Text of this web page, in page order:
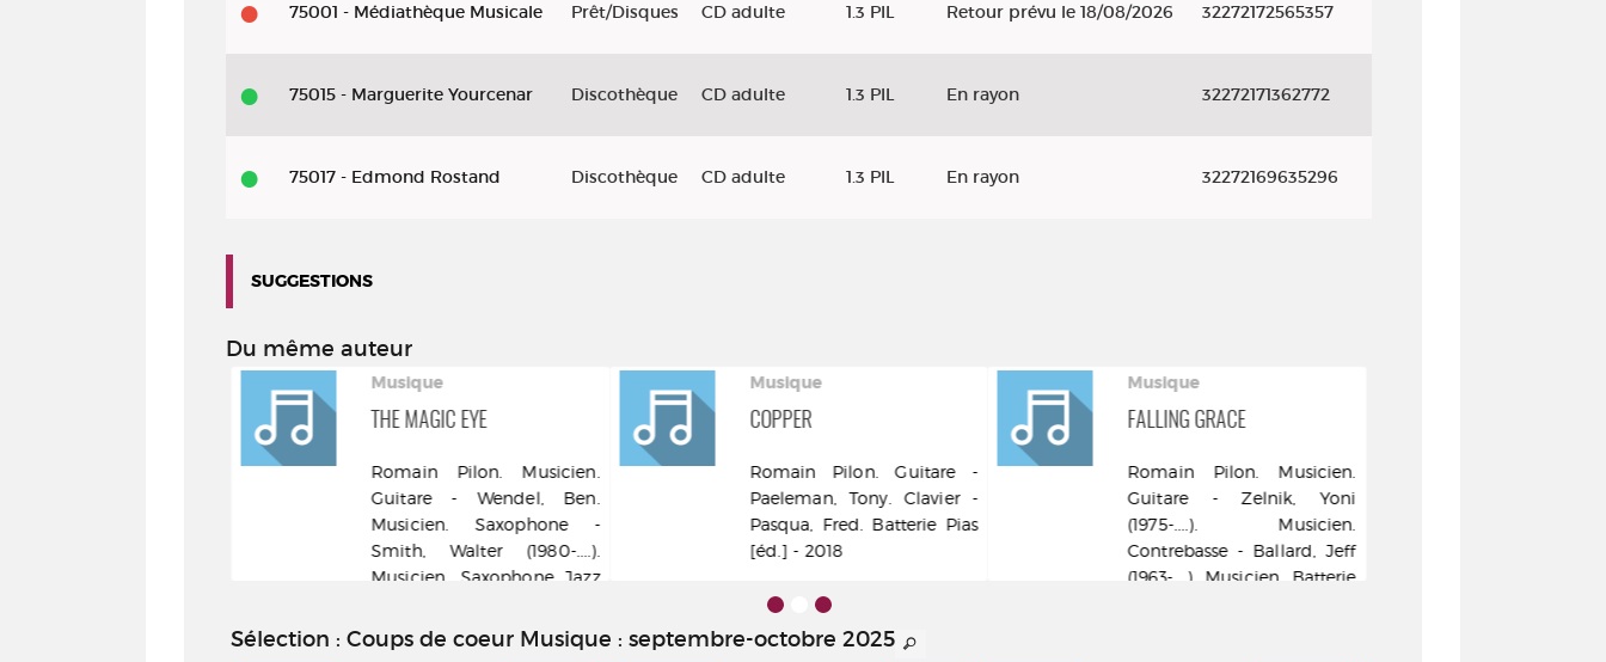
2025
Open
75001 - Médiathèque Musicale Prêt/Disques CD adulte 1.3 PIL Retour prévu le 18/08/2026 32272172565357
75015 - Marguerite Yourcenar Discothèque CD adulte 1.3 PIL En rayon 32272171362772
75017 - Edmond Rostand Discothèque CD adulte 1.3 PIL En rayon 32272169635296
SUGGESTIONS
Du même auteur
Musique
COPPER
Romain Pilon. Guitare -
Paeleman, Tony. Clavier -
Pasqua, Fred. Batterie Pias
[éd.] - 2018
Musique
FALLING GRACE
Romain Pilon. Musicien.
Guitare - Zelnik, Yoni
(1975-....). Musicien.
Contrebasse - Ballard, Jeff
(1963-....). Musicien. Batterie
Musique
THE MAGIC EYE
Romain Pilon. Musicien.
Guitare - Wendel, Ben.
Musicien. Saxophone -
Smith, Walter (1980-....).
Musicien. Saxophone Jazz
Sélection : Coups de coeur Musique : septembre-octobre 2025
COUP DE CŒUR DES
COUP DE CŒUR DES